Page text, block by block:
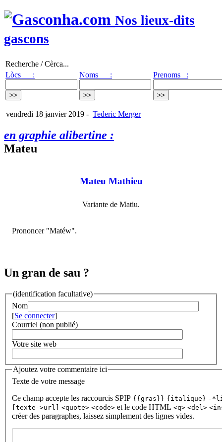
Nos lieux-dits
gascons
Recherche / Cèrca...
Lòcs :
Noms : Prenoms :
vendredi 18 janvier 2019 - Tederic Merger
en graphie alibertine :
Mateu
Mateu Mathieu
Variante de Matiu.
Prononcer "Matéw".
Un gran de sau ?
(identification facultative)
Nom
[Se connecter]
Courriel (non publié)
Votre site web
Ajoutez votre commentaire ici
Texte de votre message
Ce champ accepte les raccourcis SPIP {{gras}} {italique} -
[texte->url] <quote> <code> et le code HTML <q> <del>
créer des paragraphes, laissez simplement des lignes vides.